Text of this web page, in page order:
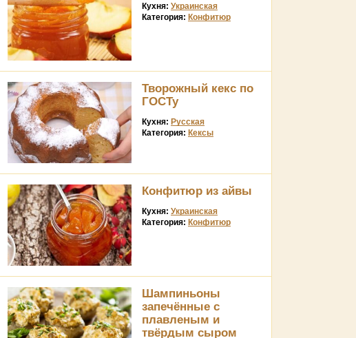
Кухня: Украинская
Категория: Конфитюр
Творожный кекс по
ГОСТу
Кухня: Русская
Категория: Кексы
Конфитюр из айвы
Кухня: Украинская
Категория: Конфитюр
Шампиньоны
запечённые с
плавленым и
твёрдым сыром